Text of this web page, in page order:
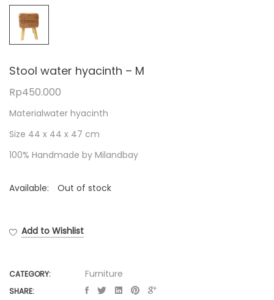
Stool water hyacinth – M
Rp450.000
Materialwater hyacinth
Size 44 x 44 x 47 cm
100% Handmade by Milandbay
Available: Out of stock
Add to Wishlist
CATEGORY: Furniture
SHARE: